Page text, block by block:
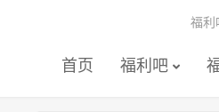
首页 福利吧
福利